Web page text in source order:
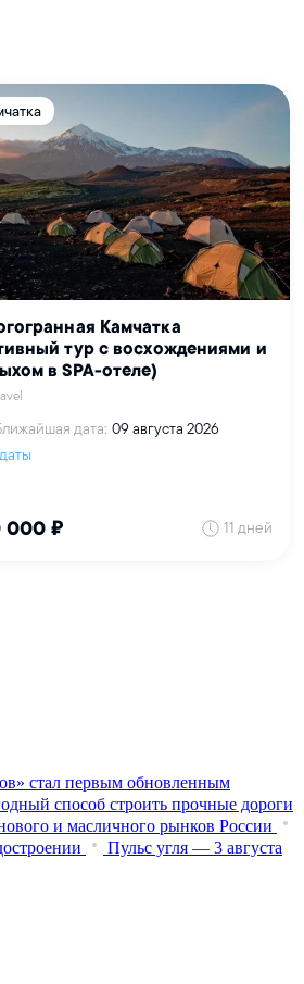
стал первым обновленным
способ строить прочные дороги
и масличного рынков России
Пульс угля — 3 августа